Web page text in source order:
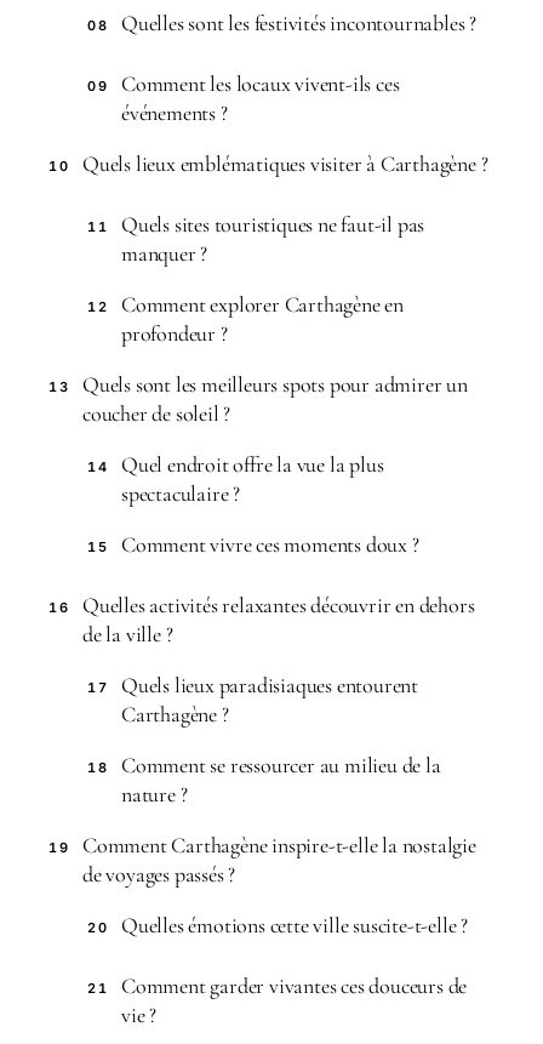
08 Quelles sont les festivités incontournables ?
09
Comment les locaux vivent-ils ces
événements ?
10 Quels lieux emblématiques visiter à Carthagène ?
11
Quels sites touristiques ne faut-il pas
manquer ?
12
Comment explorer Carthagène en
profondeur ?
13
Quels sont les meilleurs spots pour admirer un
coucher de soleil ?
14
Quel endroit offre la vue la plus
spectaculaire ?
15 Comment vivre ces moments doux ?
16
Quelles activités relaxantes découvrir en dehors
de la ville ?
17
Quels lieux paradisiaques entourent
Carthagène ?
18
Comment se ressourcer au milieu de la
nature ?
19
Comment Carthagène inspire-t-elle la nostalgie
de voyages passés ?
20 Quelles émotions cette ville suscite-t-elle ?
21
Comment garder vivantes ces douceurs de
vie ?